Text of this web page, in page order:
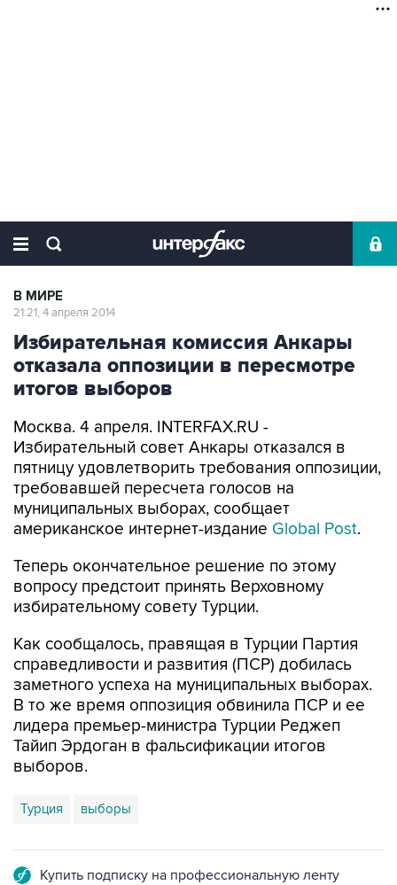
В МИРЕ
21:21, 4 апреля 2014
Избирательная комиссия Анкары
отказала оппозиции в пересмотре
итогов выборов
Москва. 4 апреля. INTERFAX.RU -
Избирательный совет Анкары отказался в
пятницу удовлетворить требования оппозиции,
требовавшей пересчета голосов на
муниципальных выборах, сообщает
американское интернет-издание Global Post.
Теперь окончательное решение по этому
вопросу предстоит принять Верховному
избирательному совету Турции.
Как сообщалось, правящая в Турции Партия
справедливости и развития (ПСР) добилась
заметного успеха на муниципальных выборах.
В то же время оппозиция обвинила ПСР и ее
лидера премьер-министра Турции Реджеп
Тайип Эрдоган в фальсификации итогов
выборов.
Турция выборы
Купить подписку на профессиональную ленту